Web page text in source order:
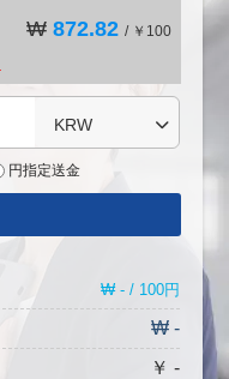
₩872.82 / ￥100
KRW
円指定送金
₩ - / 100円
₩ -
￥ -